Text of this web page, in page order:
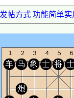
帖方式 功能简单